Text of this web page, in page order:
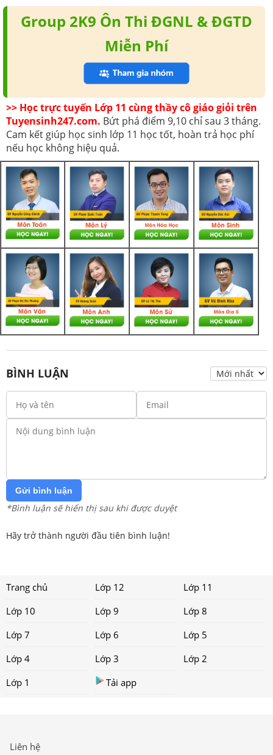
Group 2K9 Ôn Thi ĐGNL & ĐGTD
Miễn Phí
>> Học trực tuyến Lớp 11 cùng thầy cô giáo giỏi trên
Tuyensinh247.com. Bứt phá điểm 9,10 chỉ sau 3 tháng.
Cam kết giúp học sinh lớp 11 học tốt, hoàn trả học phí
nếu học không hiệu quả.
BÌNH LUẬN
Gửi bình luận
*Bình luận sẽ hiển thị sau khi được duyệt
Hãy trở thành người đầu tiên bình luận!
Trang chủ Lớp 12
Lớp 11
Lớp 10
Lớp 9
Lớp 8
Lớp 7
Lớp 6
Lớp 5
Lớp 4
Lớp 3
Lớp 2
Lớp 1
Tải app
Liên hệ